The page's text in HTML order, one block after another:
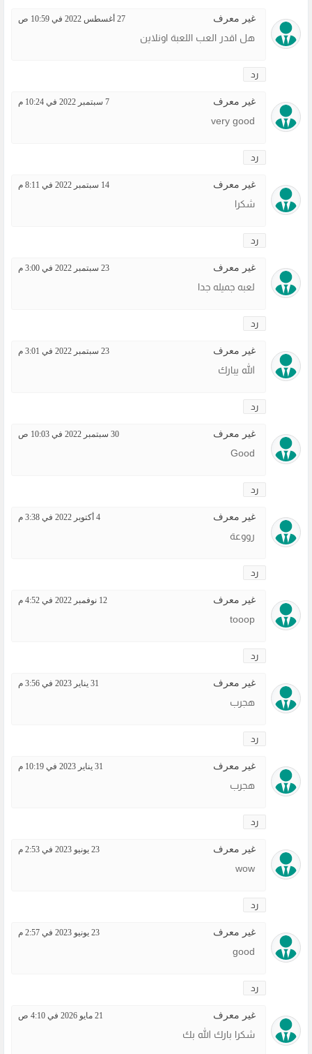
غير معرف 27 أغسطس 2022 في 10:59 ص
هل اقدر العب اللعبة اونلاين
رد
غير معرف 7 سبتمبر 2022 في 10:24 م
very good
رد
غير معرف 14 سبتمبر 2022 في 8:11 م
شكرا
رد
غير معرف 23 سبتمبر 2022 في 3:00 م
لعبه جميله جدا
رد
غير معرف 23 سبتمبر 2022 في 3:01 م
الله يبارك
رد
غير معرف 30 سبتمبر 2022 في 10:03 ص
Good
رد
غير معرف 4 أكتوبر 2022 في 3:38 م
رووعة
رد
غير معرف 12 نوفمبر 2022 في 4:52 م
tooop
رد
غير معرف 31 يناير 2023 في 3:56 م
هجرب
رد
غير معرف 31 يناير 2023 في 10:19 م
هجرب
رد
غير معرف 23 يونيو 2023 في 2:53 م
wow
رد
غير معرف 23 يونيو 2023 في 2:57 م
good
رد
غير معرف 21 مايو 2026 في 4:10 ص
شكرا بارك الله بك